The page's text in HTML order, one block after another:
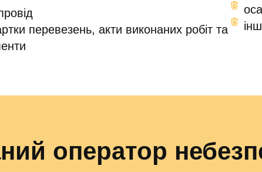
перевезень, акти виконаних робіт та
оператор